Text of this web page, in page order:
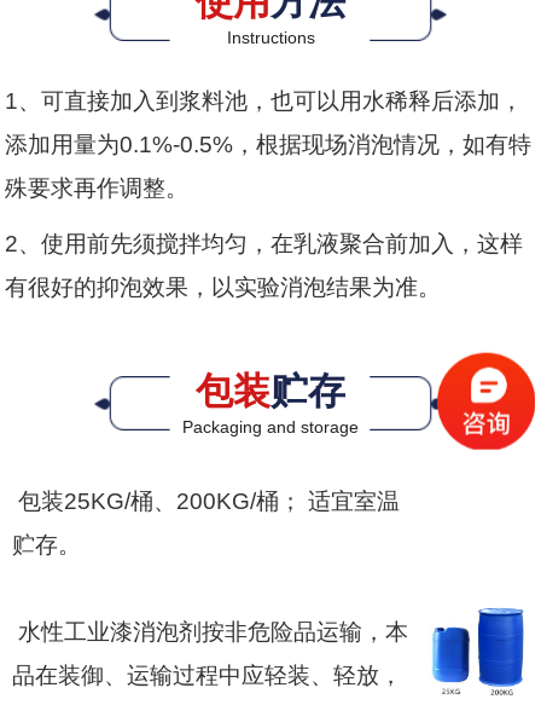
Instructions
1、可直接加入到浆料池，也可以用水稀释后添加，
添加用量为0.1%-0.5%，根据现场消泡情况，如有特
殊要求再作调整。
2、使用前先须搅拌均匀，在乳液聚合前加入，这样
有很好的抑泡效果，以实验消泡结果为准。
包装贮存
Packaging and storage
包装25KG/桶、200KG/桶； 适宜室温
贮存。
水性工业漆消泡剂按非危险品运输，本
品在装御、运输过程中应轻装、轻放，